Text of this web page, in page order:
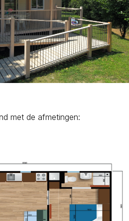
met de afmetingen: